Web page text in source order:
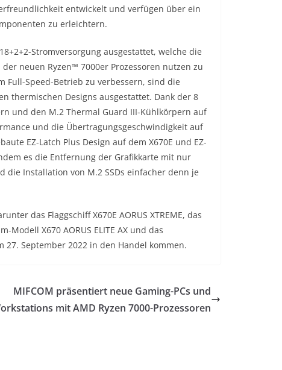
entwickelt und verfügen über ein
zu erleichtern.
Stromversorgung ausgestattet, welche die
neuen Ryzen™ 7000er Prozessoren nutzen zu
Full-Speed-Betrieb zu verbessern, sind die
thermischen Designs ausgestattet. Dank der 8
und den M.2 Thermal Guard III-Kühlkörpern auf
und die Übertragungsgeschwindigkeit auf
EZ-Latch Plus Design auf dem X670E und EZ-
es die Entfernung der Grafikkarte mit nur
Installation von M.2 SSDs einfacher denn je
das Flaggschiff X670E AORUS XTREME, das
Modell X670 AORUS ELITE AX und das
27. September 2022 in den Handel kommen.
MIFCOM präsentiert neue Gaming-PCs und
mit AMD Ryzen 7000-Prozessoren